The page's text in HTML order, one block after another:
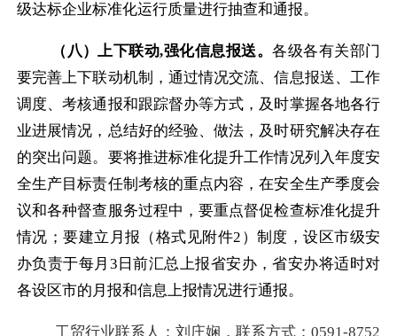
级达标企业标准化运行质量进行抽查和通报。
（八）上下联动,强化信息报送。各级各有关部门
要完善上下联动机制，通过情况交流、信息报送、工作
调度、考核通报和跟踪督办等方式，及时掌握各地各行
业进展情况，总结好的经验、做法，及时研究解决存在
的突出问题。要将推进标准化提升工作情况列入年度安
全生产目标责任制考核的重点内容，在安全生产季度会
议和各种督查服务过程中，要重点督促检查标准化提升
情况；要建立月报（格式见附件2 ）制度，设区市级安
办负责于每月 3 日前汇总上报省安办，省安办将适时对
各设区市的月报和信息上报情况进行通报。
工贸行业联系人：刘庄娴，联系方式： 0591-8752